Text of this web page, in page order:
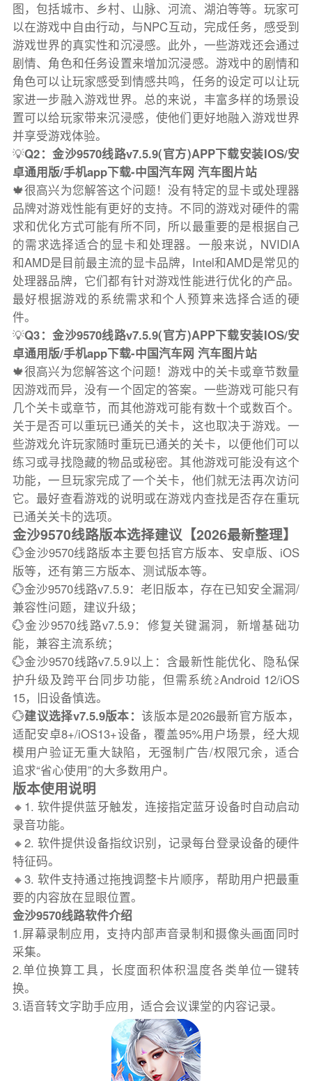
图，包括城市、乡村、山脉、河流、湖泊等等。玩家可
以在游戏中自由行动，与NPC互动，完成任务，感受到
游戏世界的真实性和沉浸感。此外，一些游戏还会通过
剧情、角色和任务设置来增加沉浸感。游戏中的剧情和
角色可以让玩家感受到情感共鸣，任务的设定可以让玩
家进一步融入游戏世界。总的来说，丰富多样的场景设
置可以给玩家带来沉浸感，使他们更好地融入游戏世界
并享受游戏体验。
💡Q2：金沙9570线路v7.5.9(官方)APP下载安装IOS/安
卓通用版/手机app下载-中国汽车网 汽车图片站
🍁很高兴为您解答这个问题！没有特定的显卡或处理器
品牌对游戏性能有更好的支持。不同的游戏对硬件的需
求和优化方式可能有所不同，所以最重要的是根据自己
的需求选择适合的显卡和处理器。一般来说，NVIDIA
和AMD是目前最主流的显卡品牌，Intel和AMD是常见的
处理器品牌，它们都有针对游戏性能进行优化的产品。
最好根据游戏的系统需求和个人预算来选择合适的硬
件。
💡Q3：金沙9570线路v7.5.9(官方)APP下载安装IOS/安
卓通用版/手机app下载-中国汽车网 汽车图片站
🍁很高兴为您解答这个问题！游戏中的关卡或章节数量
因游戏而异，没有一个固定的答案。一些游戏可能只有
几个关卡或章节，而其他游戏可能有数十个或数百个。
关于是否可以重玩已通关的关卡，这也取决于游戏。一
些游戏允许玩家随时重玩已通关的关卡，以便他们可以
练习或寻找隐藏的物品或秘密。其他游戏可能没有这个
功能，一旦玩家完成了一个关卡，他们就无法再次访问
它。最好查看游戏的说明或在游戏内查找是否存在重玩
已通关关卡的选项。
金沙9570线路版本选择建议【2026最新整理】
💮金沙9570线路版本主要包括官方版本、安卓版、iOS
版等，还有第三方版本、测试版本等。
💮金沙9570线路v7.5.9：老旧版本，存在已知安全漏洞/
兼容性问题，建议升级；
💮金沙9570线路v7.5.9：修复关键漏洞，新增基础功
能，兼容主流系统；
💮金沙9570线路v7.5.9以上：含最新性能优化、隐私保
护升级及跨平台同步功能，但需系统≥Android 12/iOS
15，旧设备慎选。
💮建议选择v7.5.9版本：该版本是2026最新官方版本，
适配安卓8+/iOS13+设备，覆盖95%用户场景，经大规
模用户验证无重大缺陷，无强制广告/权限冗余，适合
追求“省心使用”的大多数用户。
版本使用说明
🔸1. 软件提供蓝牙触发，连接指定蓝牙设备时自动启动
录音功能。
🔸2. 软件提供设备指纹识别，记录每台登录设备的硬件
特征码。
🔸3. 软件支持通过拖拽调整卡片顺序，帮助用户把最重
要的内容放在显眼位置。
金沙9570线路软件介绍
1.屏幕录制应用，支持内部声音录制和摄像头画面同时
采集。
2.单位换算工具，长度面积体积温度各类单位一键转
换。
3.语音转文字助手应用，适合会议课堂的内容记录。